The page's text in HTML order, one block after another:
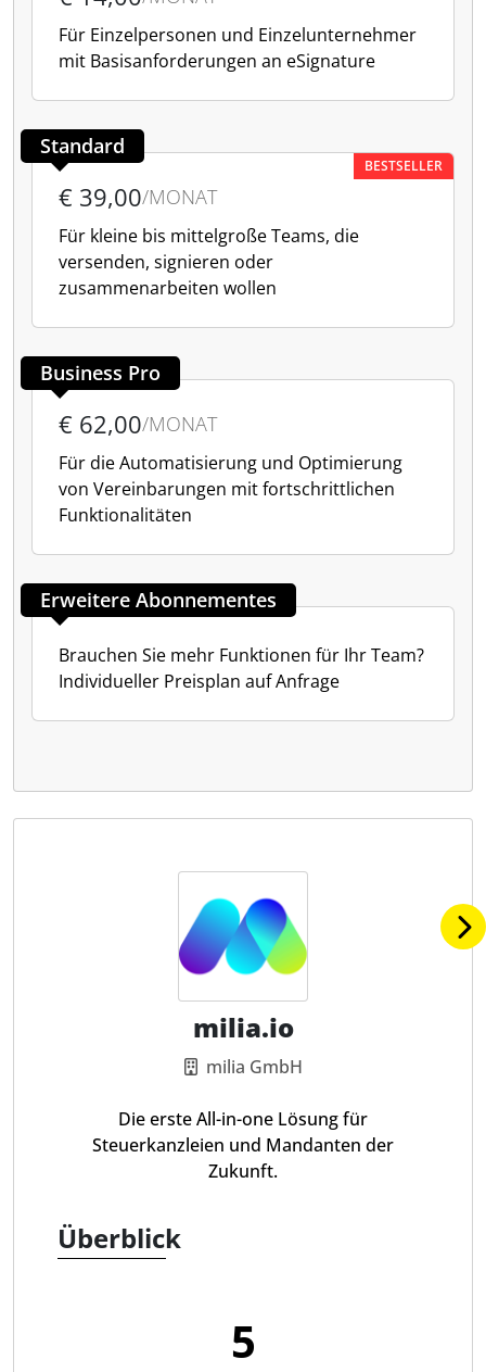
Für Einzelpersonen und Einzelunternehmer
mit Basisanforderungen an eSignature
Standard
BESTSELLER
€ 39,00/MONAT
Für kleine bis mittelgroße Teams, die
versenden, signieren oder
zusammenarbeiten wollen
Business Pro
€ 62,00/MONAT
Für die Automatisierung und Optimierung
von Vereinbarungen mit fortschrittlichen
Funktionalitäten
Erweitere Abonnementes
Brauchen Sie mehr Funktionen für Ihr Team?
Individueller Preisplan auf Anfrage
milia.io
milia GmbH
Die erste All-in-one Lösung für
Steuerkanzleien und Mandanten der
Zukunft.
Überblick
5